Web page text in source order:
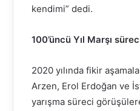
kendimi” dedi.
100’üncü Yıl Marşı
2020 yılında fikir
Arzen, Erol Erdoğan ve
yarışma süreci